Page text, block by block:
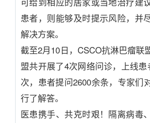
患者，则能够及时提示风险，并
解决方案。
截至2月10日，CSCO抗淋巴瘤联
盟共开展了4次网络问诊，上线患
次， 患者提问2600余条，专家们
行了解答。
医患携手、共克时艰！隔离病毒